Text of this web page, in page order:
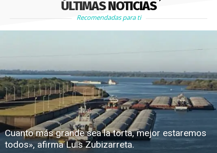
ÚLTIMAS NOTICIAS
Recomendadas para ti
Cuanto más grande sea la torta, mejor estaremos
todos», afirma Luis Zubizarreta.